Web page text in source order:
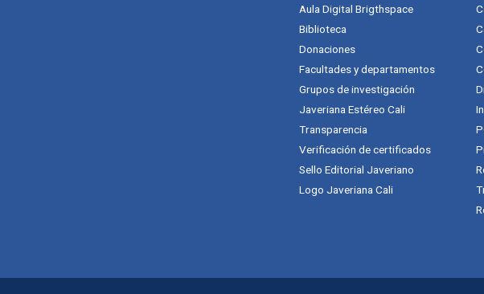
Aula Digital Brigthspace
Biblioteca
Donaciones
Facultades y departamentos
Grupos de investigación
Javeriana Estéreo Cali
Transparencia
Verificación de certificados
Sello Editorial Javeriano
Logo Javeriana Cali